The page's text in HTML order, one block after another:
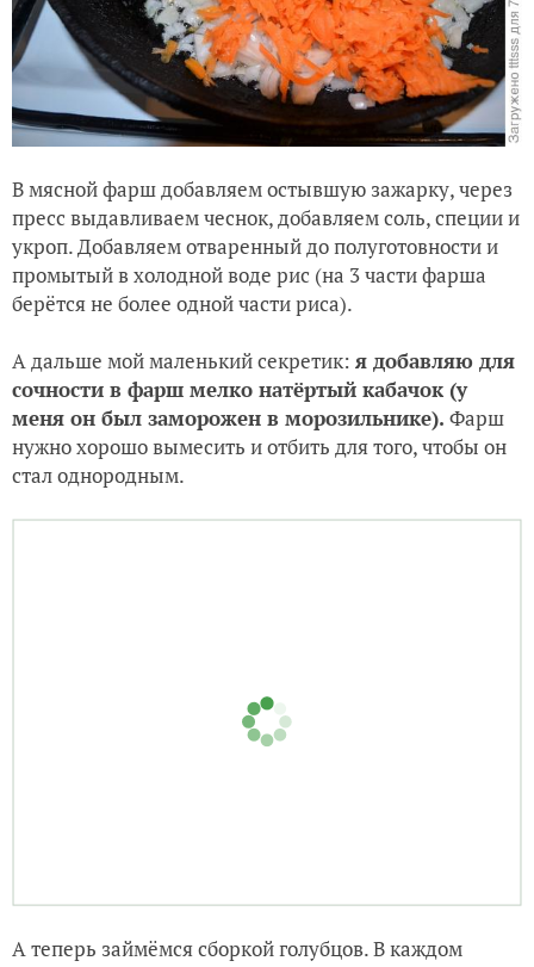
В мясной фарш добавляем остывшую зажарку, через
пресс выдавливаем чеснок, добавляем соль, специи и
укроп. Добавляем отваренный до полуготовности и
промытый в холодной воде рис (на 3 части фарша
берётся не более одной части риса).
А дальше мой маленький секретик: я добавляю для
сочности в фарш мелко натёртый кабачок (у
меня он был заморожен в морозильнике). Фарш
нужно хорошо вымесить и отбить для того, чтобы он
стал однородным.
А теперь займёмся сборкой голубцов. В каждом